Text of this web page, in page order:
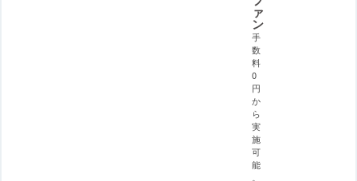
ァ
ン
手
数
料
0
円
か
ら
実
施
可
能